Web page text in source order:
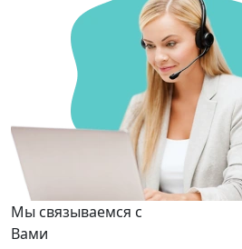
Мы связываемся с
Вами